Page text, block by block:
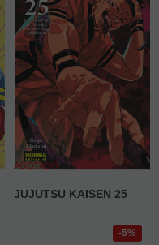
AGOTADO
JUJUTSU KAISEN 25
5%